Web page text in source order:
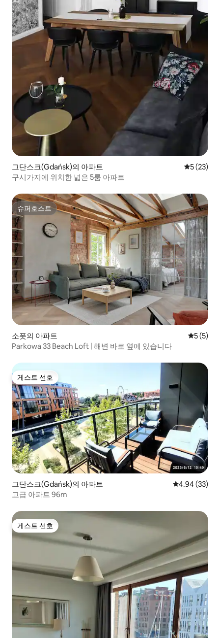
그단스크(Gdańsk)의 아파트 평점 5점
5 (23)
구시가지에 위치한 넓은 5룸 아파트
슈퍼호스트
슈퍼호스트
소폿의 아파트 평점 5점
5 (5)
Parkowa 33 Beach Loft | 해변 바로 옆에 있습니다
게스트 선호
게스트 선호
그단스크(Gdańsk)의 아파트 평점 4.94점(5
4.94 (33)
고급 아파트 96m
게스트 선호
게스트 선호